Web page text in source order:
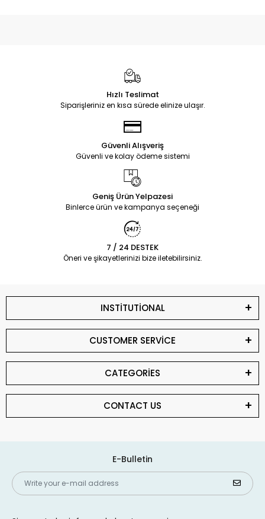
Hızlı Teslimat
Siparişleriniz en kısa sürede elinize ulaşır.
Güvenli Alışveriş
Güvenli ve kolay ödeme sistemi
Geniş Ürün Yelpazesi
Binlerce ürün ve kampanya seçeneği
7 / 24 DESTEK
Öneri ve şikayetlerinizi bize iletebilirsiniz.
INSTİTUTİONAL
CUSTOMER SERVİCE
CATEGORİES
CONTACT US
E-Bulletin